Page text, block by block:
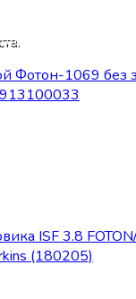
Фотон-1069 без
ISF 3.8
(180205)